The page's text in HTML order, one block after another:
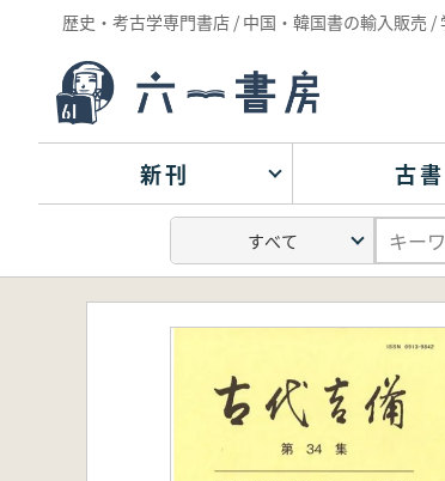
歴史・考古学専門書店 / 中国・韓国書の輸入販売 /
新刊 古書